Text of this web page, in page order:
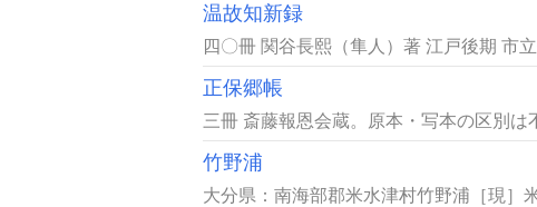
温故知新録
四〇冊 関谷長熙（隼人）著 江戸後期 市
正保郷帳
三冊 斎藤報恩会蔵。原本・写本の区別は
竹野浦
大分県：南海部郡米水津村竹野浦［現］